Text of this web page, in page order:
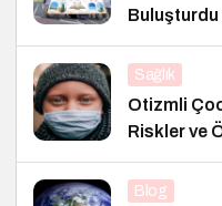
Buluşturdu
Sağlık
Otizmli
Riskler ve
Blog